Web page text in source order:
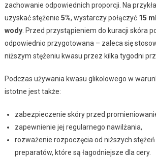
zachowanie odpowiednich proporcji. Na
uzyskać stężenie 5%, wystarczy połączyć 15
wody. Przed przystąpieniem do kuracji skóra
odpowiednio przygotowana – zaleca się
niższym stężeniu kwasu przez kilka tygodni
Podczas używania kwasu glikolowego w
istotne jest także:
zabezpieczenie skóry przed
zapewnienie jej regularnego nawilżania,
rozważenie rozpoczęcia od niższych
preparatów, które są łagodniejsze dla cery.